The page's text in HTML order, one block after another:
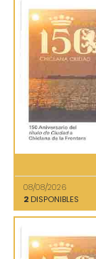
08/08/2026
2 DISPONIBLES